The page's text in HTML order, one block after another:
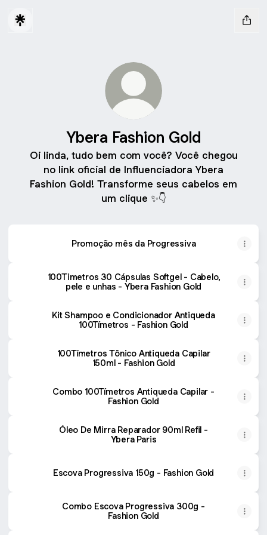
Ybera Fashion Gold
Oi linda, tudo bem com você? Você chegou
no link oficial de Influenciadora Ybera
Fashion Gold! Transforme seus cabelos em
um clique ✨👇
Promoção mês da Progressiva
100Timetros 30 Cápsulas Softgel - Cabelo,
pele e unhas - Ybera Fashion Gold
Kit Shampoo e Condicionador Antiqueda
100Tímetros - Fashion Gold
100Tímetros Tônico Antiqueda Capilar
150ml - Fashion Gold
Combo 100Tímetros Antiqueda Capilar -
Fashion Gold
Óleo De Mirra Reparador 90ml Refil -
Ybera Paris
Escova Progressiva 150g - Fashion Gold
Combo Escova Progressiva 300g -
Fashion Gold